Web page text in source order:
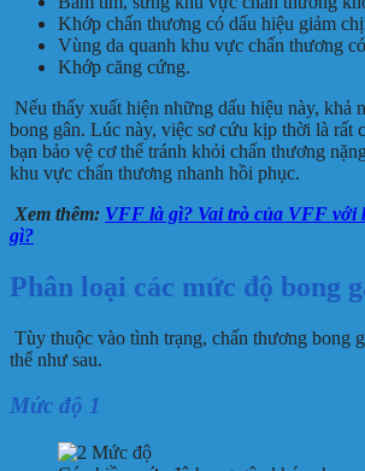
Khớp chấn thương có dấu hiệu giảm
Vùng da quanh khu vực chấn thương
Khớp căng cứng.
Nếu thấy xuất hiện những dấu hiệu này, khả
bong gân. Lúc này, việc sơ cứu kịp thời là rất
bạn bảo vệ cơ thể tránh khỏi chấn thương
khu vực chấn thương nhanh hồi phục.
Xem thêm: VFF là gì? Vai trò của VFF với
gì?
Phân loại các mức độ bong
Tùy thuộc vào tình trạng, chấn thương bong
thể như sau.
Mức độ 1